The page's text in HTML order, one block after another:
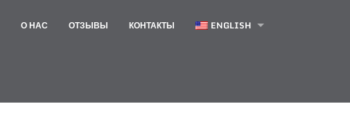
О НАС ОТЗЫВЫ КОНТАКТЫ ENGLISH